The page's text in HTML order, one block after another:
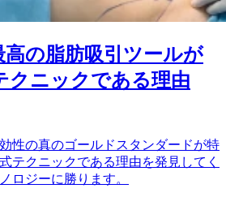
高の脂肪吸引ツールが
クニックである理由
性の真のゴールドスタンダードが特
テクニックである理由を発見してく
ロジーに勝ります。